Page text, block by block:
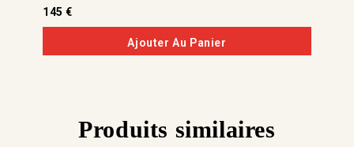
0
de
5
145€
Ajouter Au Panier
Produits similaires